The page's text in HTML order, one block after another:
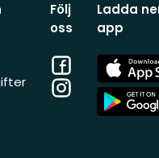
Följ
oss
Facebook
Instagram
Ladda
app
App
Store
App
Store